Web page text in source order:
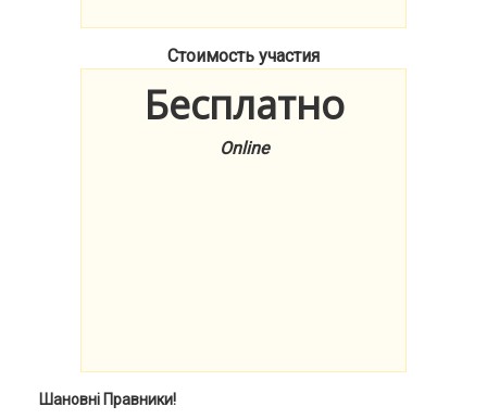
Стоимость участия
Бесплатно
Online
Шановні Правники!